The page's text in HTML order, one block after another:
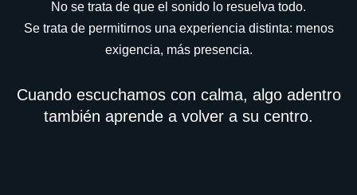
No se trata de que el sonido lo resuelva todo.
Se trata de permitirnos una experiencia distinta: menos
exigencia, más presencia.
Cuando escuchamos con calma, algo adentro
también aprende a volver a su centro.